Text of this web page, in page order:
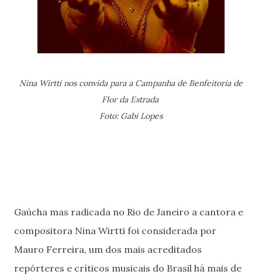
Nina Wirtti nos convida para a Campanha de Benfeitoria de
Flor da Estrada
Foto: Gabi Lopes
Gaúcha mas radicada no Rio de Janeiro a cantora e
compositora Nina Wirtti foi considerada por
Mauro Ferreira, um dos mais acreditados
repórteres e críticos musicais do Brasil há mais de